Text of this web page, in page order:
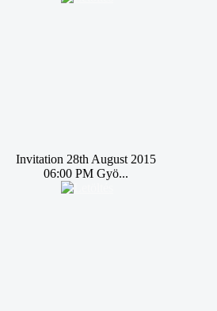
Invitation 28th August 2015
06:00 PM Gyö...